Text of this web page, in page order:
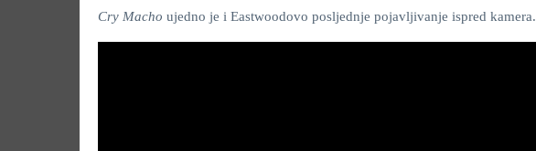
Cry Macho ujedno je i Eastwoodovo posljednje pojavljivanje ispred kamera.